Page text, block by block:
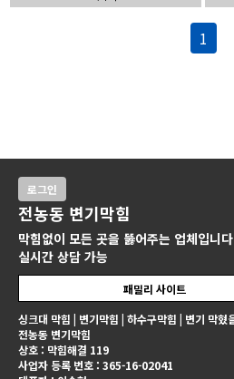
1
싱크대 막힘 | 변기막힘 | 하수구막힘 | 변기 막
전농동 변기막힘
상호 : 막힘해결 119
사업자 등록 번호 : 365-16-02041
로그인
전농동 변기막힘
막힘없이 모든 곳을 뚫어주는 업체입니
실시간 상담 가능
패밀리 사이트